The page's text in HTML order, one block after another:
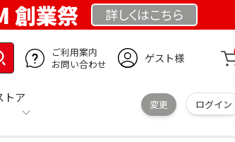
創業祭 詳しくはこちら
ご利用案内
お問い合わせ
ゲスト様
トア
変更 ログイン